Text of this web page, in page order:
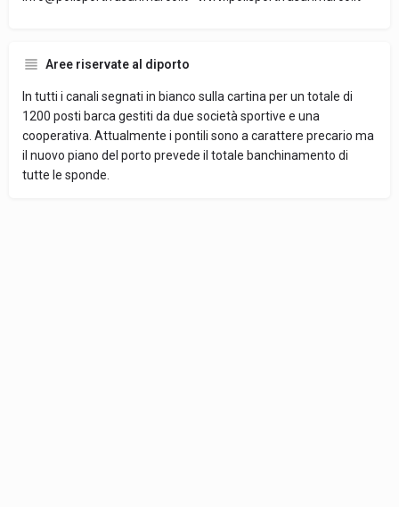
Aree riservate al diporto
In tutti i canali segnati in bianco sulla cartina per un totale di
1200 posti barca gestiti da due società sportive e una
cooperativa. Attualmente i pontili sono a carattere precario ma
il nuovo piano del porto prevede il totale banchinamento di
tutte le sponde.